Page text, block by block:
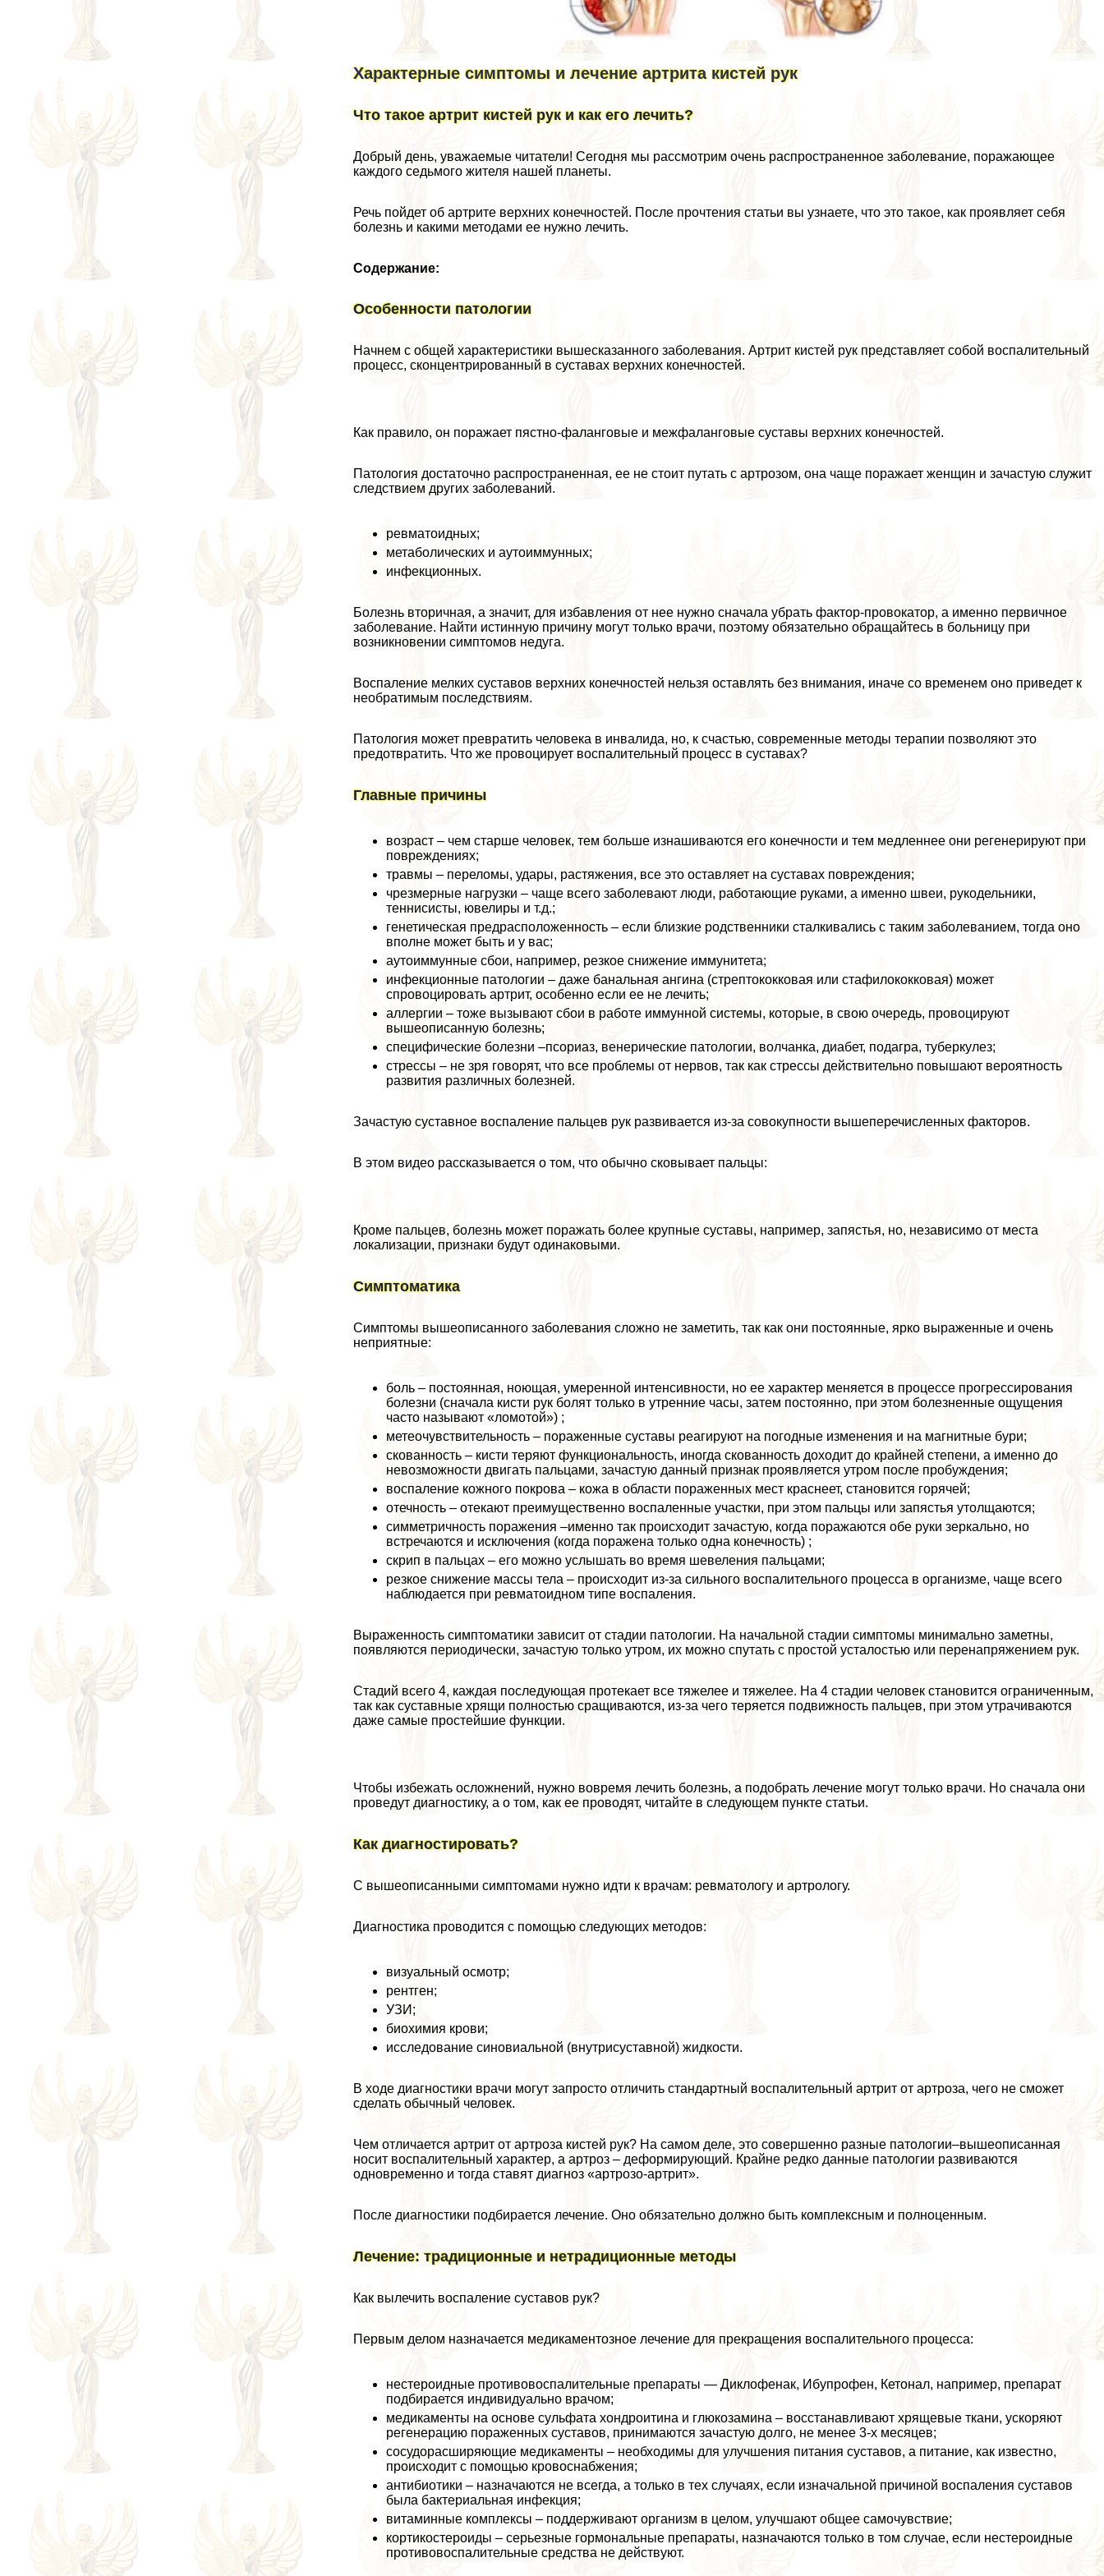
Хаpaктерные симптомы и лечение артрита кистей рук
Что такое артрит кистей рук и как его лечить?
Добрый день, уважаемые читатели! Сегодня мы рассмотрим очень распространенное заболевание, поражающее
каждого седьмого жителя нашей планеты.
Речь пойдет об артрите верхних конечностей. После прочтения статьи вы узнаете, что это такое, как проявляет себя
болезнь и какими методами ее нужно лечить.
Содержание:
Особенности патологии
Начнем с общей хаpaктеристики вышесказанного заболевания. Артрит кистей рук представляет собой воспалительный
процесс, сконцентрированный в суставах верхних конечностей.
Как правило, он поражает пястно-фаланговые и межфаланговые суставы верхних конечностей.
Патология достаточно распространенная, ее не стоит путать с артрозом, она чаще поражает женщин и зачастую служит
следствием других заболеваний.
ревматоидных;
метаболических и аутоиммунных;
инфекционных.
Болезнь вторичная, а значит, для избавления от нее нужно сначала убрать фактор-провокатор, а именно первичное
заболевание. Найти истинную причину могут только врачи, поэтому обязательно обращайтесь в больницу при
возникновении симптомов недуга.
Воспаление мелких суставов верхних конечностей нельзя оставлять без внимания, иначе со временем оно приведет к
необратимым последствиям.
Патология может превратить человека в инвалида, но, к счастью, современные методы терапии позволяют это
предотвратить. Что же провоцирует воспалительный процесс в суставах?
Главные причины
возраст – чем старше человек, тем больше изнашиваются его конечности и тем медленнее они регенерируют при
повреждениях;
травмы – переломы, удары, растяжения, все это оставляет на суставах повреждения;
чрезмерные нагрузки – чаще всего заболевают люди, работающие руками, а именно швеи, рукодельники,
теннисисты, ювелиры и т.д.;
генетическая предрасположенность – если близкие родственники сталкивались с таким заболеванием, тогда оно
вполне может быть и у вас;
аутоиммунные сбои, например, резкое снижение иммунитета;
инфекционные патологии – даже бaнaльная ангина (стрептококковая или стафилококковая) может
спровоцировать артрит, особенно если ее не лечить;
аллергии – тоже вызывают сбои в работе иммунной системы, которые, в свою очередь, провоцируют
вышеописанную болезнь;
специфические болезни –псориаз, венерические патологии, волчанка, диабет, подагра, туберкулез;
стрессы – не зря говорят, что все проблемы от нервов, так как стрессы действительно повышают вероятность
развития различных болезней.
Зачастую суставное воспаление пальцев рук развивается из-за совокупности вышеперечисленных факторов.
В этом видео рассказывается о том, что обычно сковывает пальцы:
Кроме пальцев, болезнь может поражать более крупные суставы, например, запястья, но, независимо от места
локализации, признаки будут одинаковыми.
Симптоматика
Симптомы вышеописанного заболевания сложно не заметить, так как они постоянные, ярко выраженные и очень
неприятные:
боль – постоянная, ноющая, умеренной интенсивности, но ее хаpaктер меняется в процессе прогрессирования
болезни (сначала кисти рук болят только в утренние часы, затем постоянно, при этом болезненные ощущения
часто называют «ломотой») ;
метеочувствительность – пораженные суставы реагируют на погодные изменения и на магнитные бури;
скованность – кисти теряют функциональность, иногда скованность доходит до крайней степени, а именно до
невозможности двигать пальцами, зачастую данный признак проявляется утром после пробуждения;
воспаление кожного покрова – кожа в области пораженных мест краснеет, становится горячей;
отечность – отекают преимущественно воспаленные участки, при этом пальцы или запястья утолщаются;
симметричность поражения –именно так происходит зачастую, когда поражаются обе руки зеркально, но
встречаются и исключения (когда поражена только одна конечность) ;
скрип в пальцах – его можно услышать во время шевеления пальцами;
резкое снижение массы тела – происходит из-за сильного воспалительного процесса в организме, чаще всего
наблюдается при ревматоидном типе воспаления.
Выраженность симптоматики зависит от стадии патологии. На начальной стадии симптомы минимально заметны,
появляются периодически, зачастую только утром, их можно спутать с простой усталостью или перенапряжением рук.
Стадий всего 4, каждая последующая протекает все тяжелее и тяжелее. На 4 стадии человек становится ограниченным,
так как суставные хрящи полностью сращиваются, из-за чего теряется подвижность пальцев, при этом утрачиваются
даже самые простейшие функции.
Чтобы избежать осложнений, нужно вовремя лечить болезнь, а подобрать лечение могут только врачи. Но сначала они
проведут диагностику, а о том, как ее проводят, читайте в следующем пункте статьи.
Как диагностировать?
С вышеописанными симптомами нужно идти к врачам: ревматологу и артрологу.
Диагностика проводится с помощью следующих методов:
визуальный осмотр;
рентген;
УЗИ;
биохимия крови;
исследование синовиальной (внутрисуставной) жидкости.
В ходе диагностики врачи могут запросто отличить стандартный воспалительный артрит от артроза, чего не сможет
сделать обычный человек.
Чем отличается артрит от артроза кистей рук? На самом деле, это совершенно разные патологии–вышеописанная
носит воспалительный хаpaктер, а артроз – деформирующий. Крайне редко данные патологии развиваются
одновременно и тогда ставят диагноз «артрозо-артрит».
После диагностики подбирается лечение. Оно обязательно должно быть комплексным и полноценным.
Лечение: традиционные и нетрадиционные методы
Как вылечить воспаление суставов рук?
Первым делом назначается медикаментозное лечение для прекращения воспалительного процесса:
нестероидные противовоспалительные препараты — Диклофенак, Ибупрофен, Кетонал, например, препарат
подбирается индивидуально врачом;
медикаменты на основе сульфата хондроитина и глюкозамина – восстанавливают хрящевые ткани, ускоряют
регенерацию пораженных суставов, принимаются зачастую долго, не менее 3-х месяцев;
сосудорасширяющие медикаменты – необходимы для улучшения питания суставов, а питание, как известно,
происходит с помощью кровоснабжения;
антибиотики – назначаются не всегда, а только в тех случаях, если изначальной причиной воспаления суставов
была бактериальная инфекция;
витаминные комплексы – поддерживают организм в целом, улучшают общее самочувствие;
кортикостероиды – серьезные гормональные препараты, назначаются только в том случае, если нестероидные
противовоспалительные средства не действуют.